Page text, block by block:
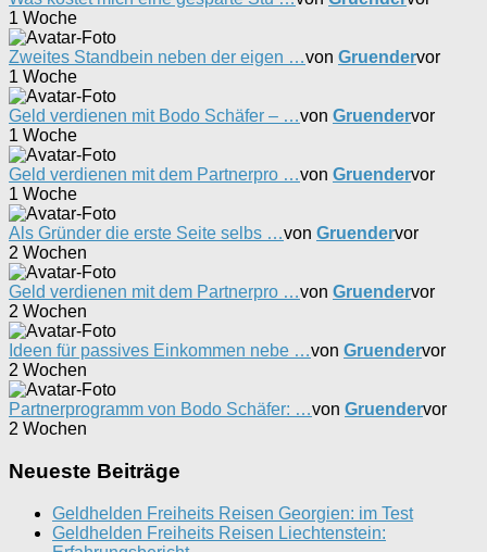
1 Woche
Zweites Standbein neben der eigen …von Gruendervor
1 Woche
Geld verdienen mit Bodo Schäfer – …von Gruendervor
1 Woche
Geld verdienen mit dem Partnerpro …von Gruendervor
1 Woche
Als Gründer die erste Seite selbs …von Gruendervor
2 Wochen
Geld verdienen mit dem Partnerpro …von Gruendervor
2 Wochen
Ideen für passives Einkommen nebe …von Gruendervor
2 Wochen
Partnerprogramm von Bodo Schäfer: …von Gruendervor
2 Wochen
Neueste Beiträge
Geldhelden Freiheits Reisen Georgien: im Test
Geldhelden Freiheits Reisen Liechtenstein: